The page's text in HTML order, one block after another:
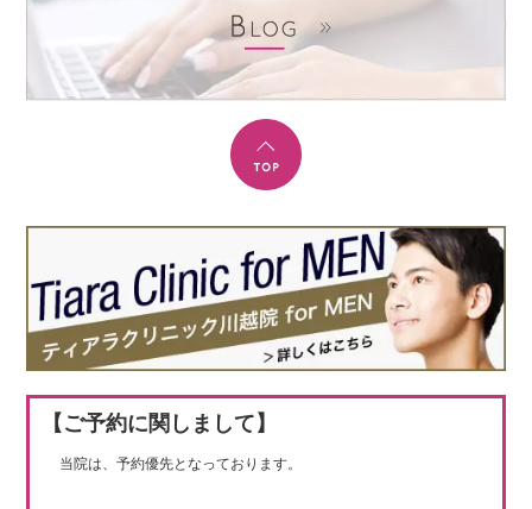
【ご予約に関しまして】
当院は、予約優先となっております。